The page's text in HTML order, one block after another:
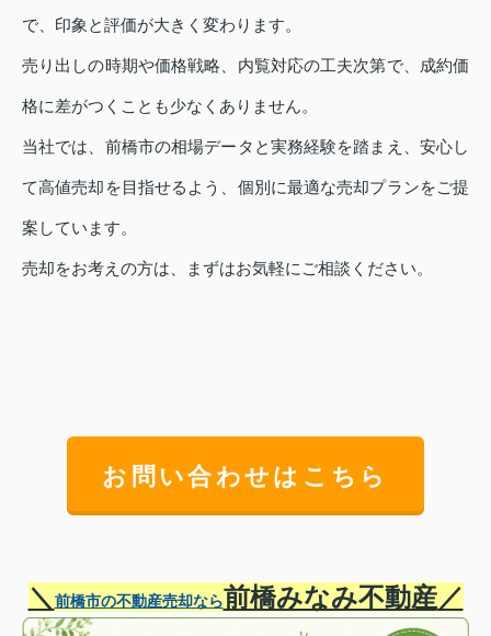
で、印象と評価が大きく変わります。
売り出しの時期や価格戦略、内覧対応の工夫次第で、成約価
格に差がつくことも少なくありません。
当社では、前橋市の相場データと実務経験を踏まえ、安心し
て高値売却を目指せるよう、個別に最適な売却プランをご提
案しています。
売却をお考えの方は、まずはお気軽にご相談ください。
お問い合わせはこちら
＼ 前橋市の不動産売却なら前橋みなみ不動産／